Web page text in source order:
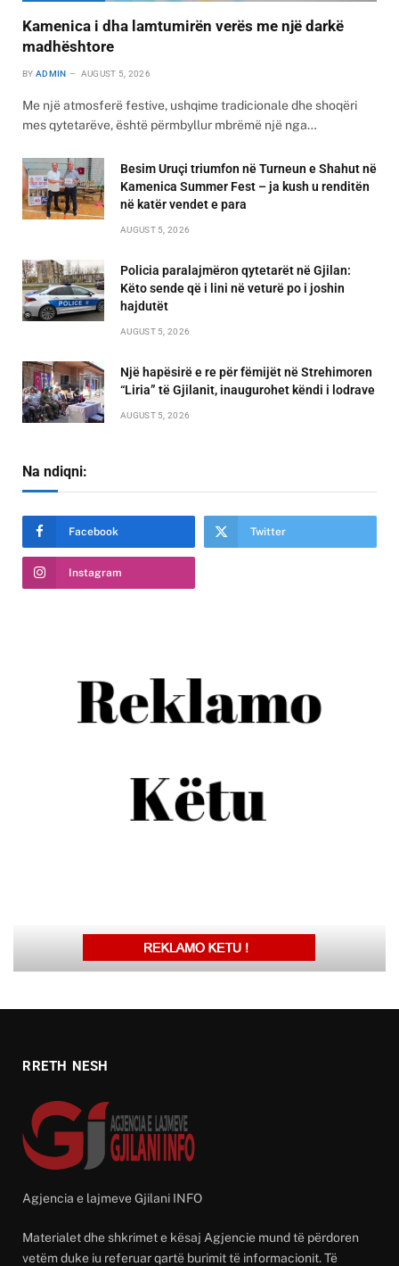
Kamenica i dha lamtumirën verës me një darkë
madhështore
BY ADMIN AUGUST 5, 2026
Me një atmosferë festive, ushqime tradicionale dhe shoqëri
mes qytetarëve, është përmbyllur mbrëmë një nga…
Besim Uruçi triumfon në Turneun e Shahut në
Kamenica Summer Fest – ja kush u renditën
në katër vendet e para
AUGUST 5, 2026
Policia paralajmëron qytetarët në Gjilan:
Këto sende që i lini në veturë po i joshin
hajdutët
AUGUST 5, 2026
Një hapësirë e re për fëmijët në Strehimoren
“Liria” të Gjilanit, inaugurohet këndi i lodrave
AUGUST 5, 2026
Na ndiqni:
Facebook Twitter
Instagram
RRETH NESH
Agjencia e lajmeve Gjilani INFO
Materialet dhe shkrimet e kësaj Agjencie mund të përdoren
vetëm duke iu referuar qartë burimit të informacionit. Të